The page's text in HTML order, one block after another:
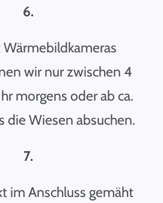
6.
wir nur zwischen 4
morgens oder ab ca.
die Wiesen absuchen.
7.
im Anschluss gemäht